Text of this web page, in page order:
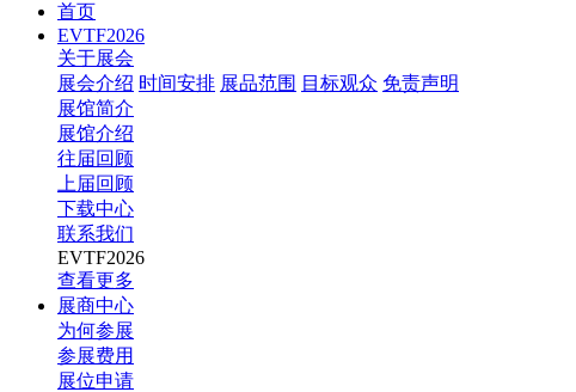
首页
EVTF2026
关于展会
展会介绍 时间安排 展品范围 目标观众 免责声明
展馆简介
展馆介绍
往届回顾
上届回顾
下载中心
联系我们
EVTF2026
查看更多
展商中心
为何参展
参展费用
展位申请